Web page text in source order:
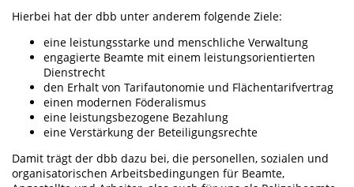
Hierbei hat der dbb unter anderem folgende Ziele:
eine leistungsstarke und menschliche Verwaltung
engagierte Beamte mit einem leistungsorientierten
Dienstrecht
den Erhalt von Tarifautonomie und Flächentarifvertrag
einen modernen Föderalismus
eine leistungsbezogene Bezahlung
eine Verstärkung der Beteiligungsrechte
Damit trägt der dbb dazu bei, die personellen, sozialen und
organisatorischen Arbeitsbedingungen für Beamte,